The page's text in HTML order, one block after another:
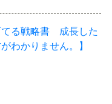
てる戦略書 成長した
わかりません。】